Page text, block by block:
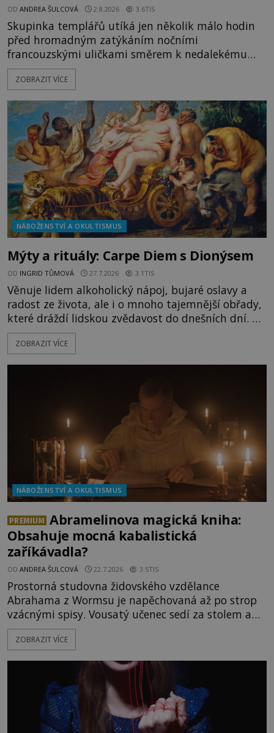
OD ANDREA ŠULCOVÁ 2.8.2026 3.6TIS
Skupinka templářů utíká jen několik málo hodin
před hromadným zatýkáním nočními
francouzskými uličkami směrem k nedalekému
přístavu. Jeden z nich má přes ramena ranec s
tajemným obsahem. Kapitán lodi už na ně čeká.
vyplouváme,“ sdělí jim. „Kam máme namířeno,
kapitáne?“ zeptá se ho jeden z templářů. „Do Sk
ZOBRAZIT VÍCE
NÁBOŽENSTVÍ A OKULTISMUS
Mýty a rituály: Carpe Diem s Dionýsem
OD INGRID TŮMOVÁ 27.7.2026 3.1TIS
Věnuje lidem alkoholický nápoj, bujaré oslavy a
radost ze života, ale i o mnoho tajemnější obřady,
které dráždí lidskou zvědavost do dnešních dní. Co
doopravdy představuje bůh, jemuž Římané říkají
Bakchus? Mytologický příběh řeckého boha
ZOBRAZIT VÍCE
NÁBOŽENSTVÍ A OKULTISMUS
PREMIUM
Abramelinova magická kniha:
Obsahuje mocná kabalistická
zaříkávadla?
OD ANDREA ŠULCOVÁ 22.7.2026 3.5TIS
Prostorná studovna židovského vzdělance
Abrahama z Wormsu je napěchovaná až po strop
vzácnými spisy. Vousatý učenec sedí za stolem a
před sebou má rozložený jeden z nejzáhadnějších
magických textů. Jde o Abramelinův grimoár, který
kouzla, jak si někteří myslí, nebo jde o pouhou
pověru? Už šest měsíců pobývá
ZOBRAZIT VÍCE